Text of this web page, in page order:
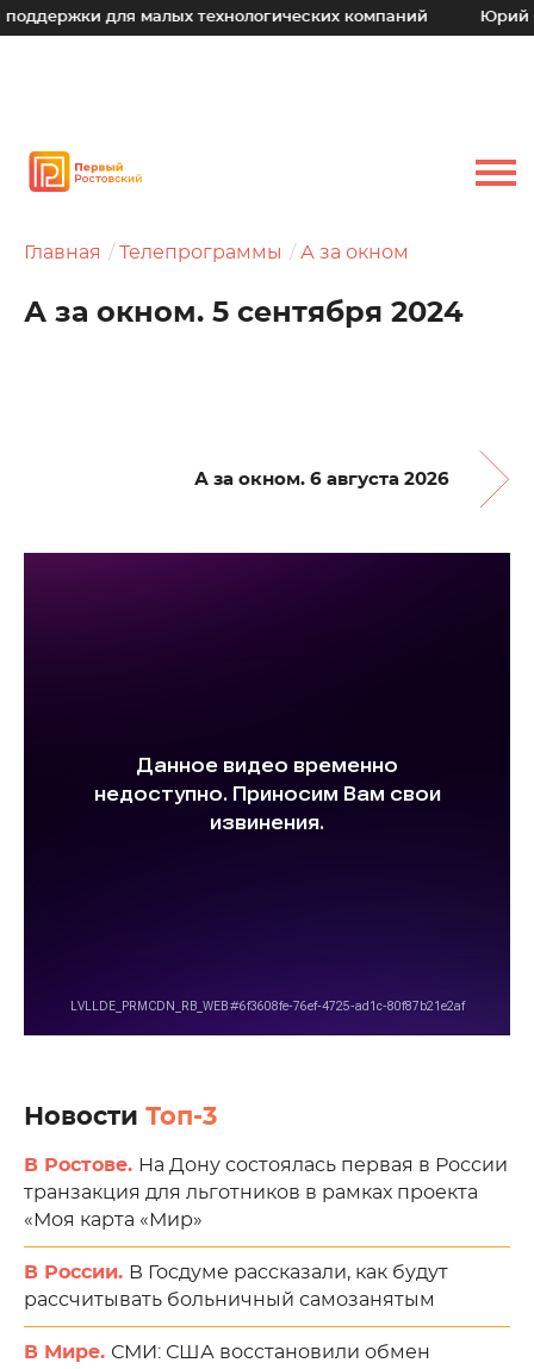
для малых технологических компаний Юрий
Главная Телепрограммы А за окном
А за окном. 5 сентября 2024
А за окном. 6 августа 2026
Новости Топ-3
В Ростове. На Дону состоялась первая в России
транзакция для льготников в рамках проекта
«Моя карта «Мир»
В России. В Госдуме рассказали, как будут
рассчитывать больничный самозанятым
В Мире. СМИ: США восстановили обмен